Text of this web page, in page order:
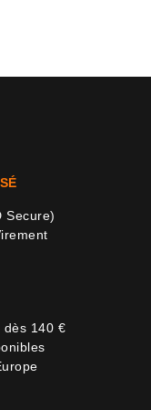
Secure)
dès 140 €